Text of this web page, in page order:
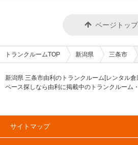
ページトッ
トランクルームTOP 新潟県 三条市
新潟県 三条市由利のトランクルーム[レンタル
ペース探しなら由利に掲載中のトランクルーム
テナなどの収納スペースを、借りたい地域から
ュリティ・空調完備・24時間出し入れ可能な
件数から様々な方法でご希望の収納スペースを
報サイトです。由利で気になるトランクルーム
サイトマップ